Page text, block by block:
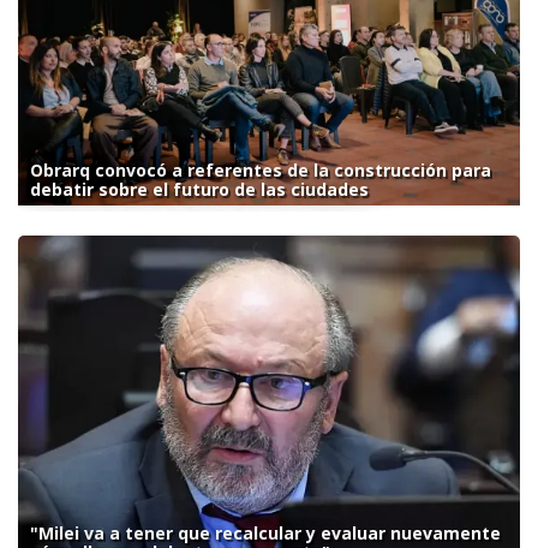
Obrarq convocó a referentes de la construcción para
debatir sobre el futuro de las ciudades
"Milei va a tener que recalcular y evaluar nuevamente